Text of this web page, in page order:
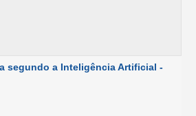
segundo a Inteligência Artificial -